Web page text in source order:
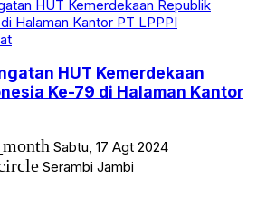
HUT Kemerdekaan
Ke-79 di Halaman Kantor
Sabtu, 17 Agt 2024
Serambi Jambi